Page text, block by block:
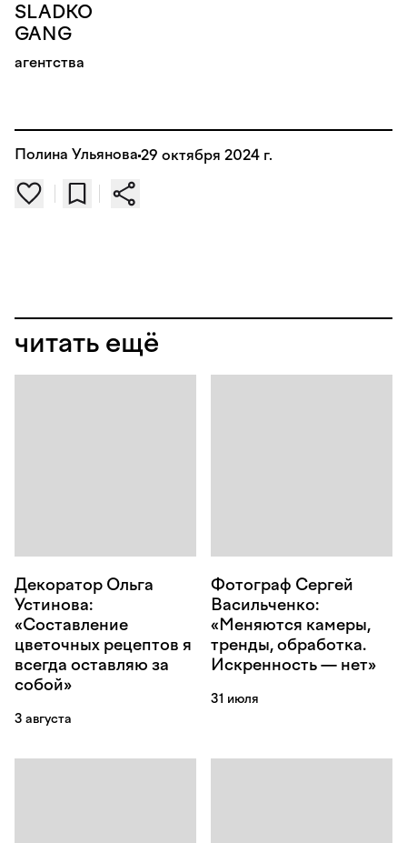
SLADKO
GANG
агентства
Полина Ульянова 29 октября 2024 г.
читать ещё
Декоратор Ольга
Устинова:
«Составление
цветочных рецептов я
всегда оставляю за
собой»
3 августа
Фотограф Сергей
Васильченко:
«Меняются камеры,
тренды, обработка.
Искренность — нет»
31 июля